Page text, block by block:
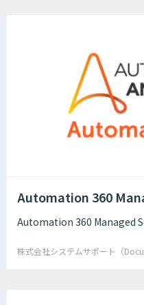
Automation 360
Automation 360 Managed
株式会社システムサポート（